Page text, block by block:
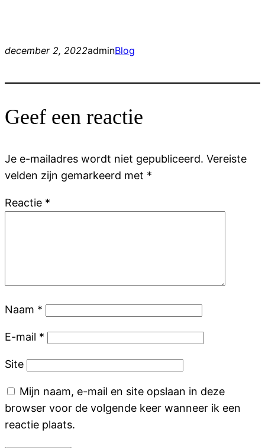
december 2, 2022adminBlog
Geef een reactie
Je e-mailadres wordt niet gepubliceerd. Vereiste
velden zijn gemarkeerd met *
Reactie *
Naam *
E-mail *
Site
Mijn naam, e-mail en site opslaan in deze
browser voor de volgende keer wanneer ik een
reactie plaats.